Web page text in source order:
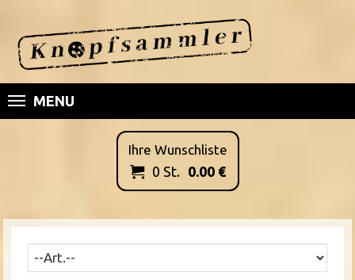
MENU
Ihre Wunschliste
 0 St. 0.00€